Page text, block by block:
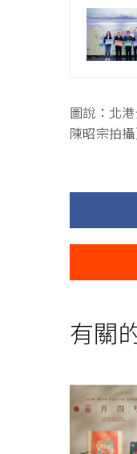
圖說：北
陳昭宗拍攝
有關